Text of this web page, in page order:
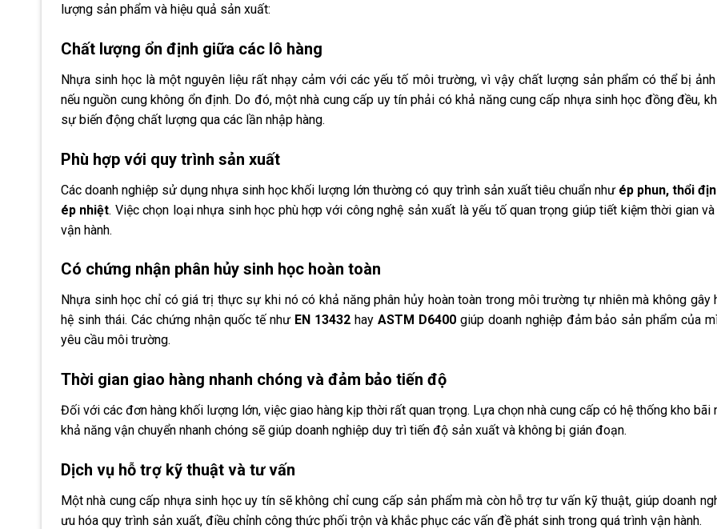
lượng sản phẩm và hiệu quả sản xuất:
Chất lượng ổn định giữa các lô hàng
Nhựa sinh học là một nguyên liệu rất nhạy cảm với các yếu tố môi trường, vì vậy chất lượng sản phẩm có thể bị
nếu nguồn cung không ổn định. Do đó, một nhà cung cấp uy tín phải có khả năng cung cấp nhựa sinh học đồng đều,
sự biến động chất lượng qua các lần nhập hàng.
Phù hợp với quy trình sản xuất
Các doanh nghiệp sử dụng nhựa sinh học khối lượng lớn thường có quy trình sản xuất tiêu chuẩn như ép phun, thổi
ép nhiệt. Việc chọn loại nhựa sinh học phù hợp với công nghệ sản xuất là yếu tố quan trọng giúp tiết kiệm thời gian
vận hành.
Có chứng nhận phân hủy sinh học hoàn toàn
Nhựa sinh học chỉ có giá trị thực sự khi nó có khả năng phân hủy hoàn toàn trong môi trường tự nhiên mà không gây
hệ sinh thái. Các chứng nhận quốc tế như EN 13432 hay ASTM D6400giúp doanh nghiệp đảm bảo sản phẩm của
yêu cầu môi trường.
Thời gian giao hàng nhanh chóng và đảm bảo tiến độ
Đối với các đơn hàng khối lượng lớn, việc giao hàng kịp thời rất quan trọng. Lựa chọn nhà cung cấp có hệ thống kho bãi
khả năng vận chuyển nhanh chóng sẽ giúp doanh nghiệp duy trì tiến độ sản xuất và không bị gián đoạn.
Dịch vụ hỗ trợ kỹ thuật và tư vấn
Một nhà cung cấp nhựa sinh học uy tín sẽ không chỉ cung cấp sản phẩm mà còn hỗ trợ tư vấn kỹ thuật, giúp doanh
ưu hóa quy trình sản xuất, điều chỉnh công thức phối trộn và khắc phục các vấn đề phát sinh trong quá trình vận hành.